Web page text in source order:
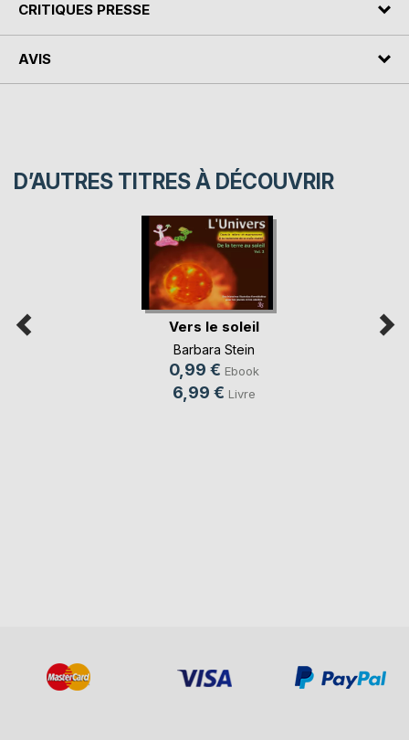
CRITIQUES PRESSE
AVIS
D’AUTRES TITRES À DÉCOUVRIR
Vers le soleil
Barbara Stein
0,99 € Ebook
6,99 € Livre